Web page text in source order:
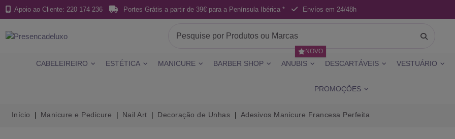
Apoio ao Cliente: 220 174 236 Portes Grátis a partir de 39€ para a Península Ibérica * Envíos em 24/48h
CABELEIREIRO ESTÉTICA MANICURE BARBER SHOP ANUBIS
NOVO
DESCARTÁVEIS VESTUÁRIO
PROMOÇÕES
Início Manicure e Pedicure Nail Art Decoração de Unhas Adesivos Manicure Francesa Perfeita